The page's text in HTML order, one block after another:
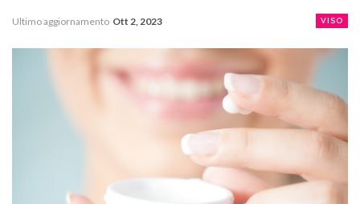
VISO
Ultimo aggiornamento Ott 2, 2023